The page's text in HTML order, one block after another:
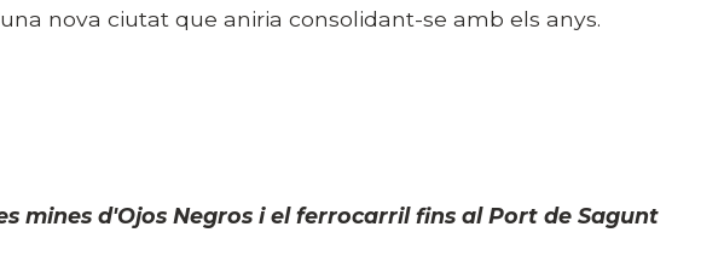
nova ciutat que aniria consolidant-se amb els anys.
mines d'Ojos Negros i el ferrocarril fins al Port de Sagunt